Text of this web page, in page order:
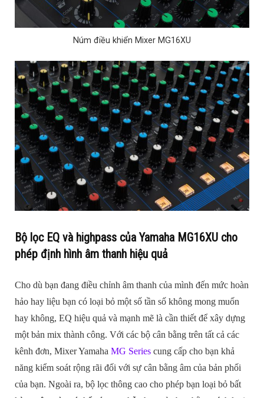
Núm điều khiển Mixer MG16XU
Bộ lọc EQ và highpass của Yamaha MG16XU cho
phép định hình âm thanh hiệu quả
Cho dù bạn đang điều chỉnh âm thanh của mình đến mức hoàn
hảo hay liệu bạn có loại bỏ một số tần số không mong muốn
hay không, EQ hiệu quả và mạnh mẽ là cần thiết để xây dựng
một bản mix thành công. Với các bộ cân bằng trên tất cả các
kênh đơn, Mixer Yamaha MG Seriescung cấp cho bạn khả
năng kiểm soát rộng rãi đối với sự cân bằng âm của bản phối
của bạn. Ngoài ra, bộ lọc thông cao cho phép bạn loại bỏ bất